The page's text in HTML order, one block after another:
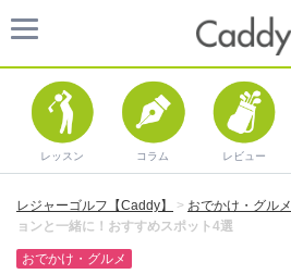
レッスン コラム レビュー
レジャーゴルフ【Caddy】 > おでかけ・グルメ
ョンと一緒に！おすすめスポット4選
おでかけ・グルメ